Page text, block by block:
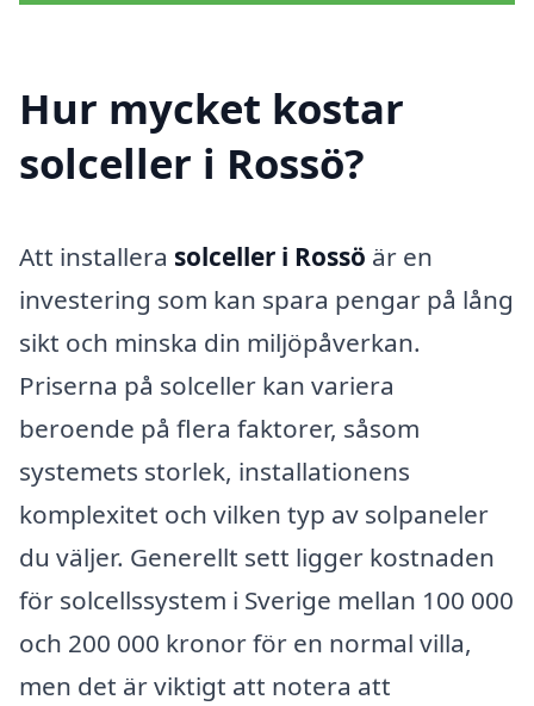
Hur mycket kostar
solceller i Rossö?
Att installera solceller i Rossö är en
investering som kan spara pengar på lång
sikt och minska din miljöpåverkan.
Priserna på solceller kan variera
beroende på flera faktorer, såsom
systemets storlek, installationens
komplexitet och vilken typ av solpaneler
du väljer. Generellt sett ligger kostnaden
för solcellssystem i Sverige mellan 100 000
och 200 000 kronor för en normal villa,
men det är viktigt att notera att